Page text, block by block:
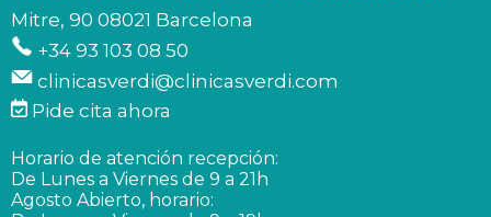
Mitre, 90 08021 Barcelona
+34 93 103 08 50
clinicasverdi@clinicasverdi.com
Pide cita ahora
Horario de atención recepción:
De Lunes a Viernes de 9 a 21h
Agosto Abierto, horario: